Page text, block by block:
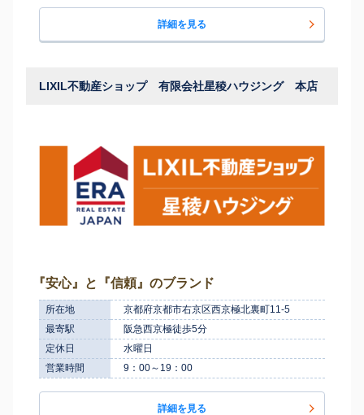
詳細を見る
LIXIL不動産ショップ 有限会社星稜ハウジング 本店
『安心』と『信頼』のブランド
所在地
京都府京都市右京区西京極北裏町11-5
最寄駅
阪急西京極徒歩5分
定休日
水曜日
営業時間
9：00～19：00
詳細を見る